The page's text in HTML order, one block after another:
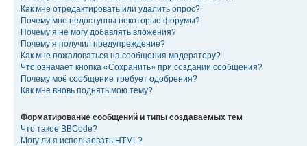
Как мне отредактировать или удалить опрос?
Почему мне недоступны некоторые форумы?
Почему я не могу добавлять вложения?
Почему я получил предупреждение?
Как мне пожаловаться на сообщения модератору?
Что означает кнопка «Сохранить» при создании сообщения?
Почему моё сообщение требует одобрения?
Как мне вновь поднять мою тему?
Форматирование сообщений и типы создаваемых тем
Что такое BBCode?
Могу ли я использовать HTML?